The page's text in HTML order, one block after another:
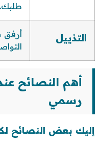
طلبك.
التذييل
أرفق
أهم النصائح
رسمي
إليك بعض النصائح